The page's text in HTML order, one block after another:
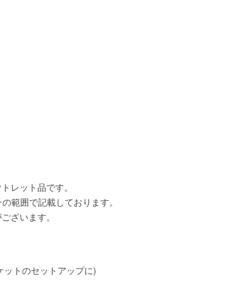
レット品です。
範囲で記載しております。
ざいます。
トのセットアップに)